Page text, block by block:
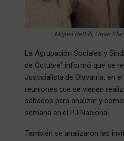
Miguel Bettilli, Omar
La Agrupación Sociales y
de Octubre” informó que se
Justicialista de Olavarria, en
reuniones que se vienen
sábados para analizar y
semana en el PJ Nacional.
También se analizaron las